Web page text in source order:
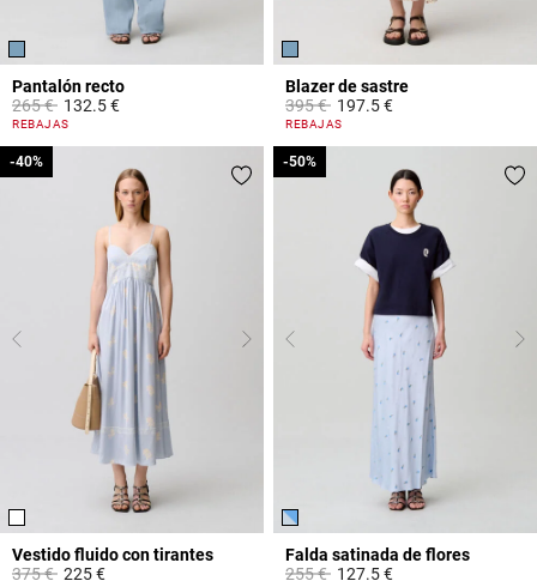
Pantalón recto
Price reduced from
265 €to132.5 €
5 out of 5 Customer Rating
REBAJAS
Blazer de sastre
Price reduced from
395 €to197.5 €
4,1 out of 5 Customer Rating
REBAJAS
Vestido fluido con tirantes
Price reduced from
375 €to
-40%
225 €
-40%
Falda satinada de flores
Price reduced from
255 €to
-50%
127.5 €
-50%